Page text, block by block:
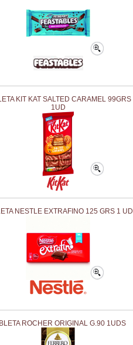
KIT KAT SALTED CARAMEL 99GRS
1UD
NESTLE EXTRAFINO 125 GRS 1 UD
ROCHER ORIGINAL G.90 1UDS